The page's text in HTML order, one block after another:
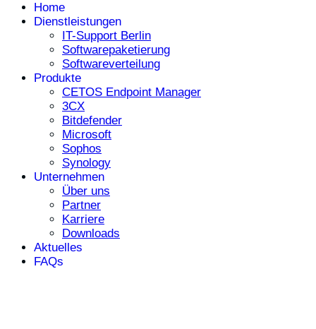
Home
Dienstleistungen
IT-Support Berlin
Softwarepaketierung
Softwareverteilung
Produkte
CETOS Endpoint Manager
3CX
Bitdefender
Microsoft
Sophos
Synology
Unternehmen
Über uns
Partner
Karriere
Downloads
Aktuelles
FAQs